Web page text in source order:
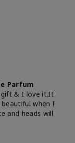
Parfum
gift & I love it.It
beautiful when I
and heads will